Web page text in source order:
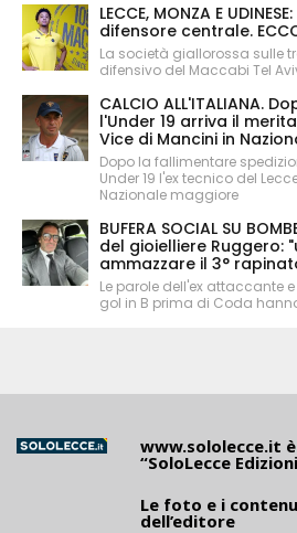
LECCE, MONZA E
difensore centrale.
La società giallorossa sulle
difensivo del Maccabi Tel
CALCIO ALL'ITALIANA.
l'Under 19 arriva il
Vice di Mancini in
Dopo la fallimentare
Under 19 l'ex tecnico del
Nazionale maggiore
BUFERA SOCIAL SU
del gioielliere Ruggero:
ammazzare il 3°
Le parole dell'ex attaccante
gol in B prima di Coda
www.sololecce.it
“SoloLecce
Le foto e i
dell’editore